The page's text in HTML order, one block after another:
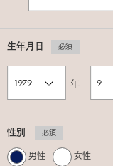
生年月日 必須
年
性別 必須
男性 女性